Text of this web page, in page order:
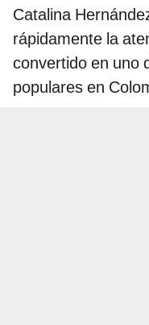
Catalina
rápidamente la
convertido en uno
populares en